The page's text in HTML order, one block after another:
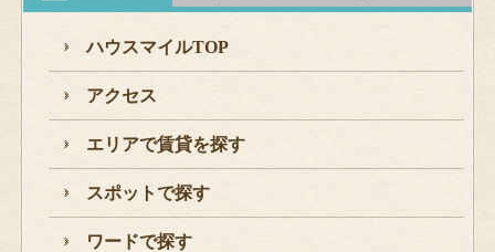
ハウスマイルTOP
アクセス
エリアで賃貸を探す
スポットで探す
ワードで探す